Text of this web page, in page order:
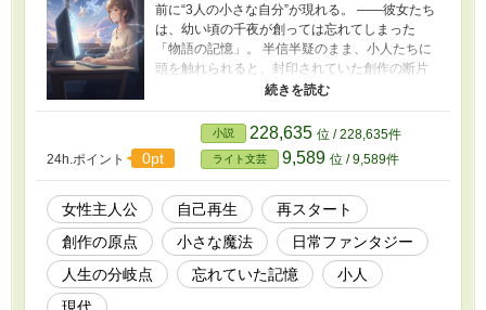
前に“3人の小さな自分”が現れる。 ――彼女たち
は、幼い頃の千夜が創っては忘れてしまった
「物語の記憶」。 半信半疑のまま、小人たちに
頭を触れられると、封印されていた創作の断片
が次々と蘇っていく。 幼稚園の頃の支離滅裂な
物語。 小学生の頃の冒険譚。 ファンタジー、ホ
ラー、冒険……。 それは誰にも聞かれず、いつ
しか千夜の中で途切れていった物語。 「千夜、
また創ればいいんだよ」 小人たちの言葉に背中
を押され、千夜は再び物語を書くことを決意す
る。 やがて、断片は一つの作品になり、千夜
は“物語を創る自分”を取り戻していく。 これ
は、忘れていた物語と、忘れかけていた自分を
取り戻す、再生のファンタジー。
24h.ポイント 0pt
小説 228,635 位 / 228,635件
ライト文芸 9,589 位 / 9,589件
女性主人公 自己再生
再スタート
創作の原点
小さな魔法
日常ファンタジー
人生の分岐点
忘れていた記憶
小人